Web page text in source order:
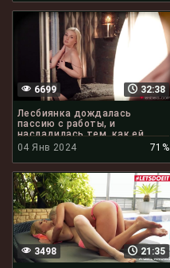
32:38
6699
Лесбиянка дождалась
пассию с работы, и
насладилась тем, как ей
лижут писю
04 Янв 2024 71%
21:35
3498